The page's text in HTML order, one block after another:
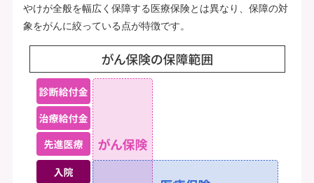
やけが全般を幅広く保障する医療保険とは異なり、保障の対
象をがんに絞っている点が特徴です。